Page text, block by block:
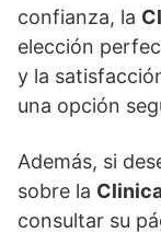
confianza, la
elección
y la
una opción
Además, si
sobre la
consultar su